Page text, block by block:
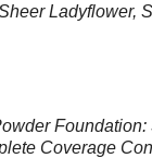
Ladyflower,
Foundation:
Coverage